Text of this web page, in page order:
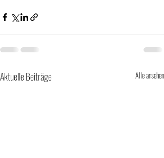
Aktuelle Beiträge Alle ansehen